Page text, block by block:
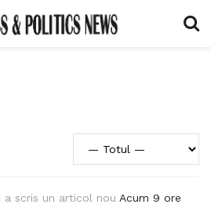
a scris un articol nou Acum 9 ore